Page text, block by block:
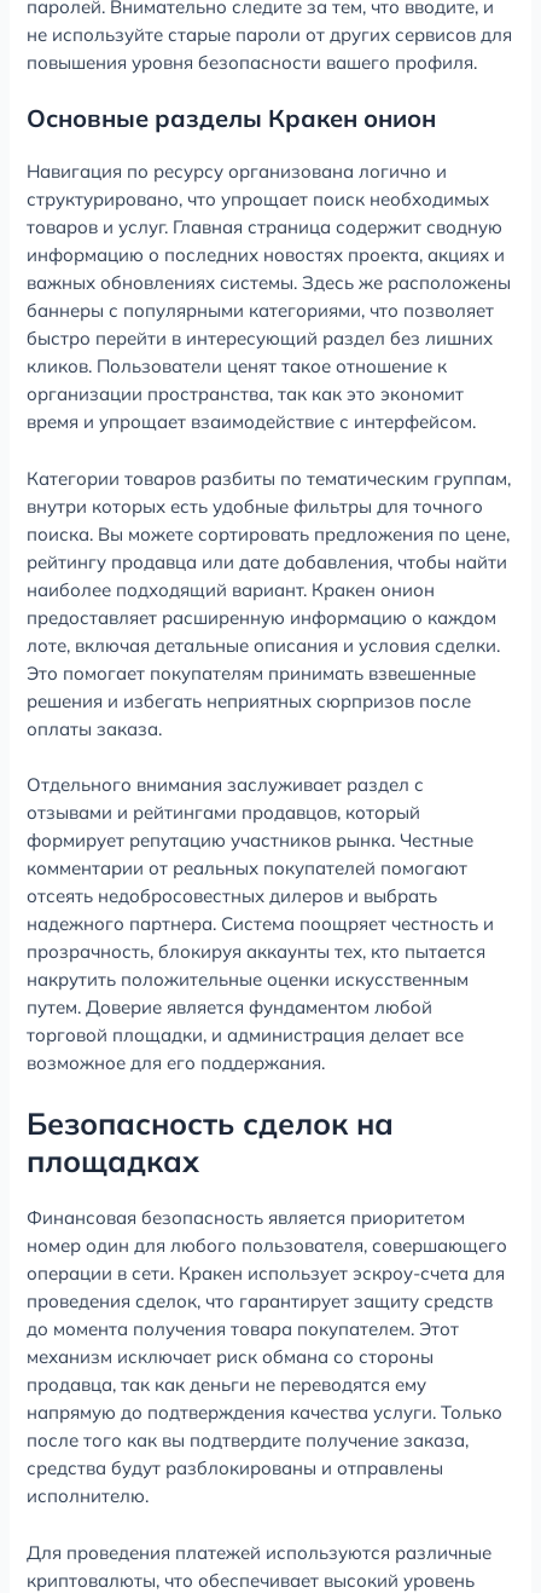
паролей. Внимательно следите за тем, что вводите, и
не используйте старые пароли от других сервисов для
повышения уровня безопасности вашего профиля.
Основные разделы Кракен онион
Навигация по ресурсу организована логично и
структурировано, что упрощает поиск необходимых
товаров и услуг. Главная страница содержит сводную
информацию о последних новостях проекта, акциях и
важных обновлениях системы. Здесь же расположены
баннеры с популярными категориями, что позволяет
быстро перейти в интересующий раздел без лишних
кликов. Пользователи ценят такое отношение к
организации пространства, так как это экономит
время и упрощает взаимодействие с интерфейсом.
Категории товаров разбиты по тематическим группам,
внутри которых есть удобные фильтры для точного
поиска. Вы можете сортировать предложения по цене,
рейтингу продавца или дате добавления, чтобы найти
наиболее подходящий вариант. Кракен онион
предоставляет расширенную информацию о каждом
лоте, включая детальные описания и условия сделки.
Это помогает покупателям принимать взвешенные
решения и избегать неприятных сюрпризов после
оплаты заказа.
Отдельного внимания заслуживает раздел с
отзывами и рейтингами продавцов, который
формирует репутацию участников рынка. Честные
комментарии от реальных покупателей помогают
отсеять недобросовестных дилеров и выбрать
надежного партнера. Система поощряет честность и
прозрачность, блокируя аккаунты тех, кто пытается
накрутить положительные оценки искусственным
путем. Доверие является фундаментом любой
торговой площадки, и администрация делает все
возможное для его поддержания.
Безопасность сделок на
площадках
Финансовая безопасность является приоритетом
номер один для любого пользователя, совершающего
операции в сети. Кракен использует эскроу-счета для
проведения сделок, что гарантирует защиту средств
до момента получения товара покупателем. Этот
механизм исключает риск обмана со стороны
продавца, так как деньги не переводятся ему
напрямую до подтверждения качества услуги. Только
после того как вы подтвердите получение заказа,
средства будут разблокированы и отправлены
исполнителю.
Для проведения платежей используются различные
криптовалюты, что обеспечивает высокий уровень